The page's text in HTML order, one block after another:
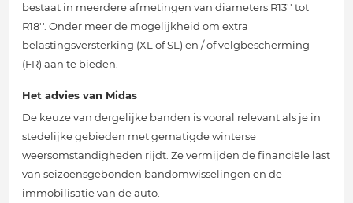
bestaat in meerdere afmetingen van diameters R13'' tot
R18''. Onder meer de mogelijkheid om extra
belastingsversterking (XL of SL) en / of velgbescherming
(FR) aan te bieden.
Het advies van Midas
De keuze van dergelijke banden is vooral relevant als je in
stedelijke gebieden met gematigde winterse
weersomstandigheden rijdt. Ze vermijden de financiële last
van seizoensgebonden bandomwisselingen en de
immobilisatie van de auto.